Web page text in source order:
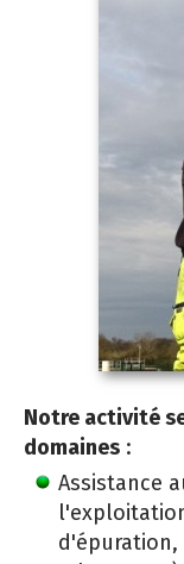
Notre activité
domaines :
Assistance
d'épuration,